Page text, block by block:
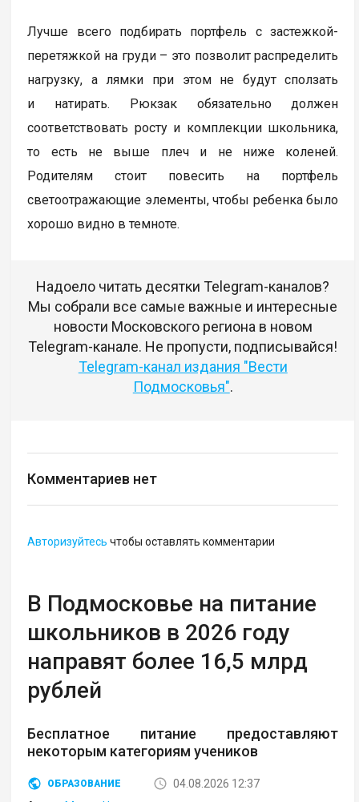
Лучше всего подбирать портфель с застежкой-
перетяжкой на груди – это позволит распределить
нагрузку, а лямки при этом не будут сползать
и натирать. Рюкзак обязательно должен
соответствовать росту и комплекции школьника,
то есть не выше плеч и не ниже коленей.
Родителям стоит повесить на портфель
светоотражающие элементы, чтобы ребенка было
хорошо видно в темноте.
Надоело читать десятки Telegram-каналов?
Мы собрали все самые важные и интересные
новости Московского региона в новом
Telegram-канале. Не пропусти, подписывайся!
Telegram-канал издания "Вести
Подмосковья".
Комментариев нет
Авторизуйтесь чтобы оставлять комментарии
В Подмосковье на питание
школьников в 2026 году
направят более 16,5 млрд
рублей
Бесплатное питание предоставляют
некоторым категориям учеников
ОБРАЗОВАНИЕ
04.08.2026 12:37